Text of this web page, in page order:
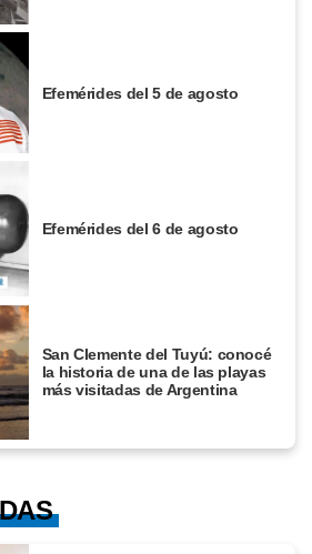
Efemérides del 5 de agosto
Efemérides del 6 de agosto
San Clemente del Tuyú: conocé
la historia de una de las playas
más visitadas de Argentina